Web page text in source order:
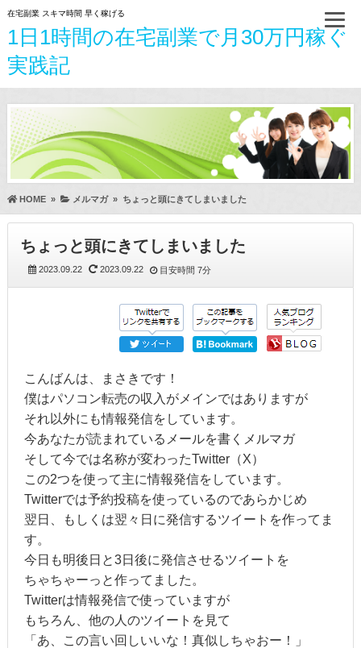
在宅副業 スキマ時間 早く稼げる
1日1時間の在宅副業で月30万円稼ぐ
実践記
HOME» メルマガ» ちょっと頭にきてしまいました
ちょっと頭にきてしまいました
2023.09.22 2023.09.22 目安時間 7分
こんばんは、まさきです！
僕はパソコン転売の収入がメインではありますが
それ以外にも情報発信をしています。
今あなたが読まれているメールを書くメルマガ
そして今では名称が変わったTwitter（X）
この2つを使って主に情報発信をしています。
Twitterでは予約投稿を使っているのであらかじめ
翌日、もしくは翌々日に発信するツイートを作ってま
す。
今日も明後日と3日後に発信させるツイートを
ちゃちゃーっと作ってました。
Twitterは情報発信で使っていますが
もちろん、他の人のツイートを見て
「あ、この言い回しいいな！真似しちゃおー！」